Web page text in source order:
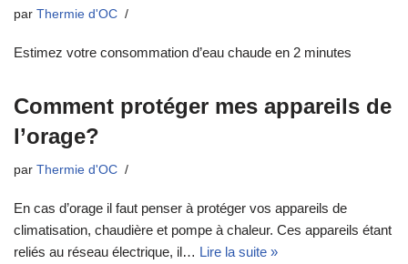
par Thermie d'OC
Estimez votre consommation d’eau chaude en 2 minutes
Comment protéger mes appareils de
l’orage?
par Thermie d'OC
En cas d’orage il faut penser à protéger vos appareils de
climatisation, chaudière et pompe à chaleur. Ces appareils étant
reliés au réseau électrique, il… Lire la suite »